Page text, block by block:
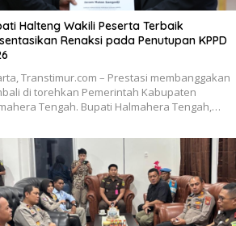
Halteng Wakili Peserta Terbaik
Renaksi pada Penutupan KPPD
Transtimur.com – Prestasi membanggakan
di torehkan Pemerintah Kabupaten
Tengah. Bupati Halmahera Tengah,…